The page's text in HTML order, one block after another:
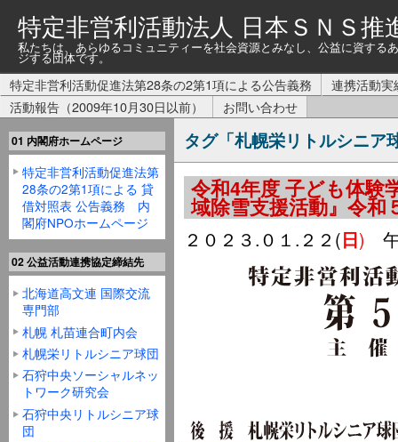
特定非営利活動法人 日本ＳＮＳ推
私たちは、あらゆるコミュニティーを社会資源とみなし、公益に資す
ジする団体です。
特定非営利活動促進法第28条の2第1項による公告義務
連携活動実
活動報告（2009年10月30日以前）
お問い合わせ
タグ「札幌栄リトルシニア
令和4年度 子ども体験
域除雪支援活動』令和
２０２３.０１.２２(日)
01 内閣府ホームページ
特定非営利活動促進法第
28条の2第1項による 貸
借対照表 公告義務 内
閣府NPOホームページ
02 公益活動連携協定締結先
北海道高文連 国際交流
専門部
札幌 札苗連合町内会
札幌栄リトルシニア球団
石狩中央ソーシャルネッ
トワーク研究会
石狩中央リトルシニア球
団